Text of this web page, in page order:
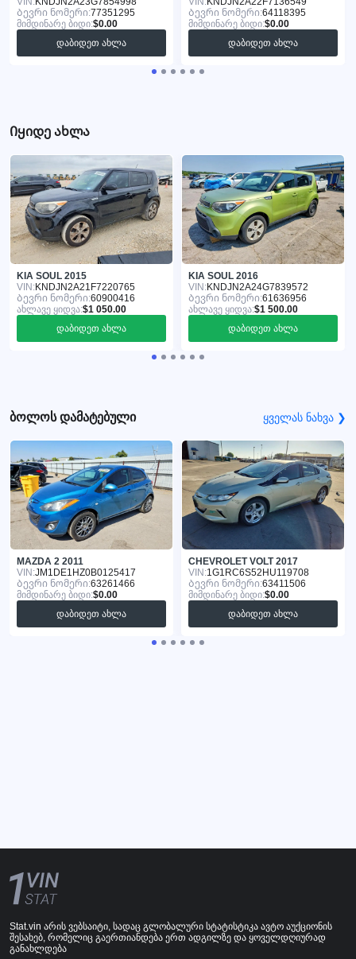
Ბევრი ნომერი:77351295
მიმდინარე ბიდი:$0.00
დაბიდეთ ახლა
Ბევრი ნომერი:64118395
მიმდინარე ბიდი:$0.00
დაბიდეთ ახლა
Იყიდე ახლა
KIA SOUL 2015
VIN:KNDJN2A21F7220765
Ბევრი ნომერი:60900416
ახლავე ყიდვა:$1 050.00
დაბიდეთ ახლა
KIA SOUL 2016
VIN:KNDJN2A24G7839572
Ბევრი ნომერი:61636956
ახლავე ყიდვა:$1 500.00
დაბიდეთ ახლა
ბოლოს დამატებული ყველას ნახვა ❯
MAZDA 2 2011
VIN:JM1DE1HZ0B0125417
Ბევრი ნომერი:63261466
მიმდინარე ბიდი:$0.00
დაბიდეთ ახლა
CHEVROLET VOLT 2017
VIN:1G1RC6S52HU119708
Ბევრი ნომერი:63411506
მიმდინარე ბიდი:$0.00
დაბიდეთ ახლა
Stat.vin არის ვებსაიტი, სადაც გლობალური სტატისტიკა ავტო აუქციონის
შესახებ, რომელიც გაერთიანდება ერთ ადგილზე და ყოველდღიურად
განახლდება